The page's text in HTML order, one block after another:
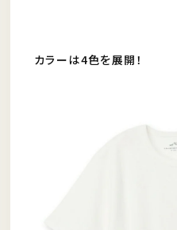
カラーは4色を展開！